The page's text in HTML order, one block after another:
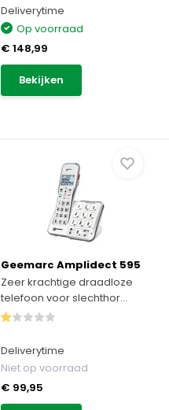
Deliverytime
Op voorraad
€ 148,99
Bekijken
Geemarc Amplidect 595
Zeer krachtige draadloze
telefoon voor slechthor...
Deliverytime
Niet op voorraad
€ 99,95